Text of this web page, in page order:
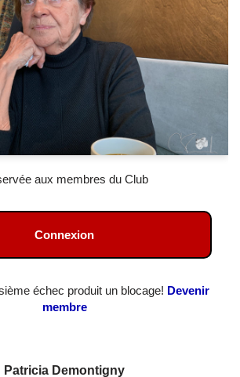
aux membres du Club
Connexion
échec produit un blocage! Devenir
membre
Patricia Demontigny